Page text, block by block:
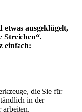
etwas ausgeklügelt,
Streichen“.
einfach:
die Sie für
in der
arbeiten.